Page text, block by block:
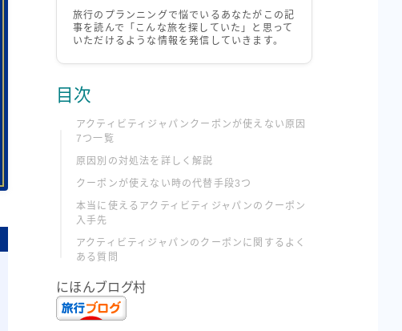
旅行のプランニングで悩でいるあなたがこの記
事を読んで「こんな旅を探していた」と思って
いただけるような情報を発信していきます。
目次
アクティビティジャパンクーポンが使えない原因
7つ一覧
原因別の対処法を詳しく解説
クーポンが使えない時の代替手段3つ
本当に使えるアクティビティジャパンのクーポン
入手先
アクティビティジャパンのクーポンに関するよく
ある質問
にほんブログ村